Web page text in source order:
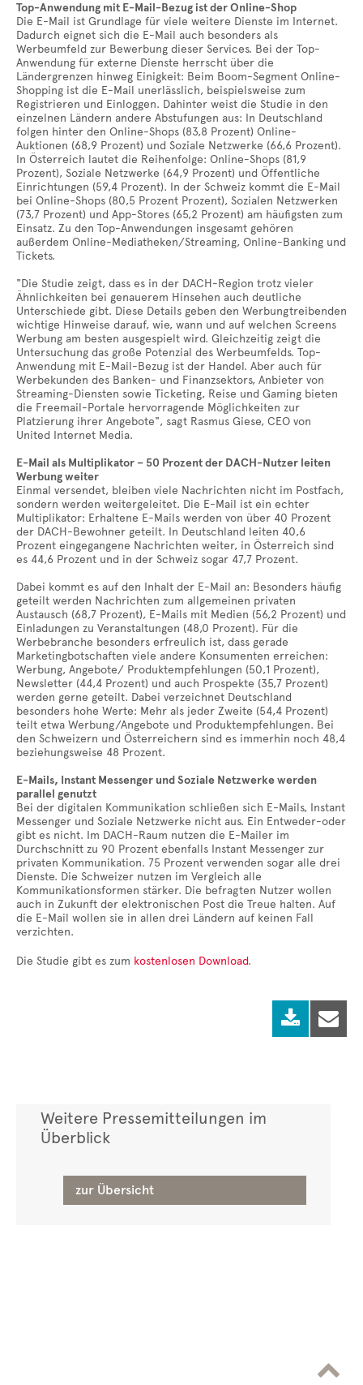
Top-Anwendung mit E-Mail-Bezug ist der Online-Shop
Die E-Mail ist Grundlage für viele weitere Dienste im Internet.
Dadurch eignet sich die E-Mail auch besonders als
Werbeumfeld zur Bewerbung dieser Services. Bei der Top-
Anwendung für externe Dienste herrscht über die
Ländergrenzen hinweg Einigkeit: Beim Boom-Segment Online-
Shopping ist die E-Mail unerlässlich, beispielsweise zum
Registrieren und Einloggen. Dahinter weist die Studie in den
einzelnen Ländern andere Abstufungen aus: In Deutschland
folgen hinter den Online-Shops (83,8 Prozent) Online-
Auktionen (68,9 Prozent) und Soziale Netzwerke (66,6 Prozent).
In Österreich lautet die Reihenfolge: Online-Shops (81,9
Prozent), Soziale Netzwerke (64,9 Prozent) und Öffentliche
Einrichtungen (59,4 Prozent). In der Schweiz kommt die E-Mail
bei Online-Shops (80,5 Prozent Prozent), Sozialen Netzwerken
(73,7 Prozent) und App-Stores (65,2 Prozent) am häufigsten zum
Einsatz. Zu den Top-Anwendungen insgesamt gehören
außerdem Online-Mediatheken/Streaming, Online-Banking und
Tickets.
"Die Studie zeigt, dass es in der DACH-Region trotz vieler
Ähnlichkeiten bei genauerem Hinsehen auch deutliche
Unterschiede gibt. Diese Details geben den Werbungtreibenden
wichtige Hinweise darauf, wie, wann und auf welchen Screens
Werbung am besten ausgespielt wird. Gleichzeitig zeigt die
Untersuchung das große Potenzial des Werbeumfelds. Top-
Anwendung mit E-Mail-Bezug ist der Handel. Aber auch für
Werbekunden des Banken- und Finanzsektors, Anbieter von
Streaming-Diensten sowie Ticketing, Reise und Gaming bieten
die Freemail-Portale hervorragende Möglichkeiten zur
Platzierung ihrer Angebote", sagt Rasmus Giese, CEO von
United Internet Media.
E-Mail als Multiplikator – 50 Prozent der DACH-Nutzer leiten
Werbung weiter
Einmal versendet, bleiben viele Nachrichten nicht im Postfach,
sondern werden weitergeleitet. Die E-Mail ist ein echter
Multiplikator: Erhaltene E-Mails werden von über 40 Prozent
der DACH-Bewohner geteilt. In Deutschland leiten 40,6
Prozent eingegangene Nachrichten weiter, in Österreich sind
es 44,6 Prozent und in der Schweiz sogar 47,7 Prozent.
Dabei kommt es auf den Inhalt der E-Mail an: Besonders häufig
geteilt werden Nachrichten zum allgemeinen privaten
Austausch (68,7 Prozent), E-Mails mit Medien (56,2 Prozent) und
Einladungen zu Veranstaltungen (48,0 Prozent). Für die
Werbebranche besonders erfreulich ist, dass gerade
Marketingbotschaften viele andere Konsumenten erreichen:
Werbung, Angebote/ Produktempfehlungen (50,1 Prozent),
Newsletter (44,4 Prozent) und auch Prospekte (35,7 Prozent)
werden gerne geteilt. Dabei verzeichnet Deutschland
besonders hohe Werte: Mehr als jeder Zweite (54,4 Prozent)
teilt etwa Werbung/Angebote und Produktempfehlungen. Bei
den Schweizern und Österreichern sind es immerhin noch 48,4
beziehungsweise 48 Prozent.
E-Mails, Instant Messenger und Soziale Netzwerke werden
parallel genutzt
Bei der digitalen Kommunikation schließen sich E-Mails, Instant
Messenger und Soziale Netzwerke nicht aus. Ein Entweder-oder
gibt es nicht. Im DACH-Raum nutzen die E-Mailer im
Durchschnitt zu 90 Prozent ebenfalls Instant Messenger zur
privaten Kommunikation. 75 Prozent verwenden sogar alle drei
Dienste. Die Schweizer nutzen im Vergleich alle
Kommunikationsformen stärker. Die befragten Nutzer wollen
auch in Zukunft der elektronischen Post die Treue halten. Auf
die E-Mail wollen sie in allen drei Ländern auf keinen Fall
verzichten.
Die Studie gibt es zum kostenlosen Download.


Weitere Pressemitteilungen im
Überblick
zur Übersicht
